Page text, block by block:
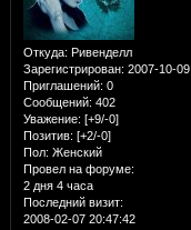
Откуда: Ривенделл
Зарегистрирован: 2007-10-09
Приглашений: 0
Сообщений: 402
Уважение: [+9/-0]
Позитив: [+2/-0]
Пол: Женский
Провел на форуме:
2 дня 4 часа
Последний визит:
2008-02-07 20:47:42